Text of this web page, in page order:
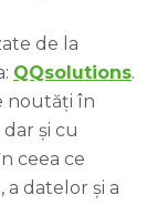
de la
QQsolutions.
noutăți în
și cu
ceea ce
datelor și a